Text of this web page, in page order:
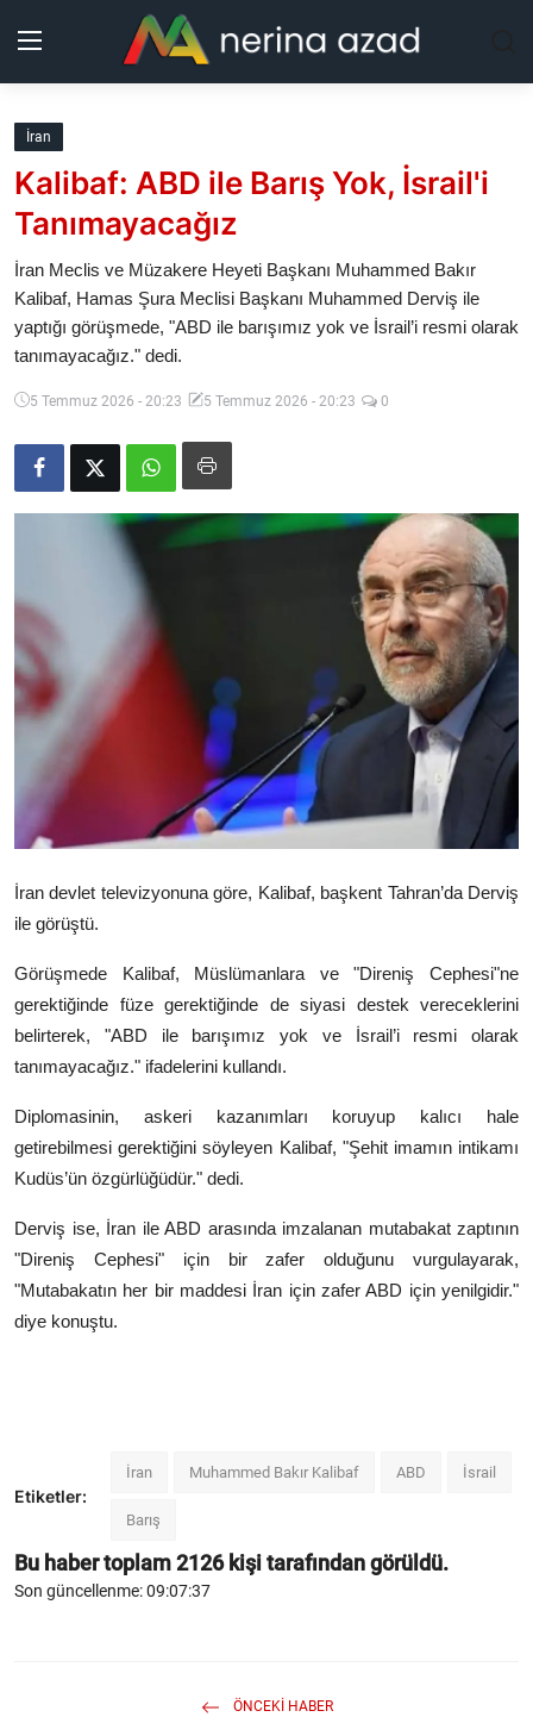
Kurdistan
Bölgeler
Güncel
Analiz
Galeri
Yazarlar
Arşiv
İletişim
Türkçe
İran
Kalibaf: ABD ile Barış Yok, İsrail'i
Tanımayacağız
İran Meclis ve Müzakere Heyeti Başkanı Muhammed Bakır
Kalibaf, Hamas Şura Meclisi Başkanı Muhammed Derviş ile
yaptığı görüşmede, "ABD ile barışımız yok ve İsrail’i resmi olarak
tanımayacağız." dedi.
5 Temmuz 2026 - 20:23 5 Temmuz 2026 - 20:23 0
İran devlet televizyonuna göre, Kalibaf, başkent Tahran’da Derviş
ile görüştü.
Görüşmede Kalibaf, Müslümanlara ve "Direniş Cephesi"ne
gerektiğinde füze gerektiğinde de siyasi destek vereceklerini
belirterek, "ABD ile barışımız yok ve İsrail’i resmi olarak
tanımayacağız." ifadelerini kullandı.
Diplomasinin, askeri kazanımları koruyup kalıcı hale
getirebilmesi gerektiğini söyleyen Kalibaf, "Şehit imamın intikamı
Kudüs’ün özgürlüğüdür." dedi.​​​​​​​
Derviş ise, İran ile ABD arasında imzalanan mutabakat zaptının
"Direniş Cephesi" için bir zafer olduğunu vurgulayarak,
"Mutabakatın her bir maddesi İran için zafer ABD için yenilgidir."
diye konuştu.
Etiketler:
İran Muhammed Bakır Kalibaf ABD İsrail
Barış
Bu haber toplam2126kişi tarafından görüldü.
Son güncellenme: 09:07:37
ÖNCEKI HABER